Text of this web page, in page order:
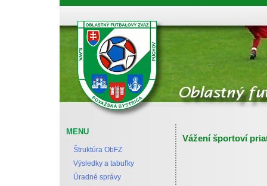
MENU
Štruktúra ObFZ
Výsledky a tabuľky
Úradné správy
Vážení športoví